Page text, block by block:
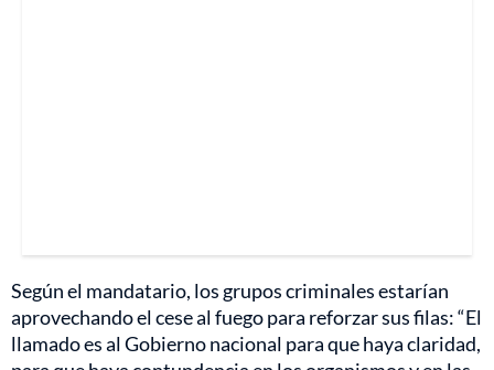
Según el mandatario, los grupos criminales estarían
aprovechando el cese al fuego para reforzar sus filas: “El
llamado es al Gobierno nacional para que haya claridad,